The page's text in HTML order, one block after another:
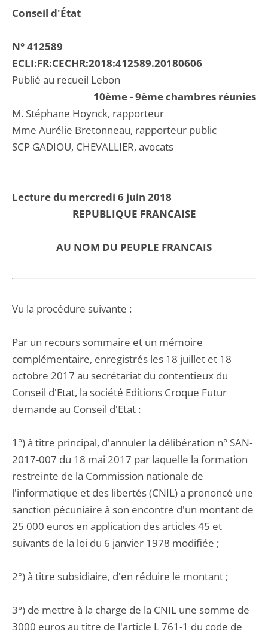
Conseil d'État
N° 412589
ECLI:FR:CECHR:2018:412589.20180606
Publié au recueil Lebon
10ème - 9ème chambres réunies
M. Stéphane Hoynck, rapporteur
Mme Aurélie Bretonneau, rapporteur public
SCP GADIOU, CHEVALLIER, avocats
Lecture du mercredi 6 juin 2018
REPUBLIQUE FRANCAISE
AU NOM DU PEUPLE FRANCAIS
Vu la procédure suivante :
Par un recours sommaire et un mémoire
complémentaire, enregistrés les 18 juillet et 18
octobre 2017 au secrétariat du contentieux du
Conseil d'Etat, la société Editions Croque Futur
demande au Conseil d'Etat :
1°) à titre principal, d'annuler la délibération n° SAN-
2017-007 du 18 mai 2017 par laquelle la formation
restreinte de la Commission nationale de
l'informatique et des libertés (CNIL) a prononcé une
sanction pécuniaire à son encontre d'un montant de
25 000 euros en application des articles 45 et
suivants de la loi du 6 janvier 1978 modifiée ;
2°) à titre subsidiaire, d'en réduire le montant ;
3°) de mettre à la charge de la CNIL une somme de
3000 euros au titre de l'article L 761-1 du code de